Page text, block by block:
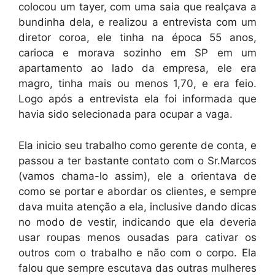
colocou um tayer, com uma saia que realçava a
bundinha dela, e realizou a entrevista com um
diretor coroa, ele tinha na época 55 anos,
carioca e morava sozinho em SP em um
apartamento ao lado da empresa, ele era
magro, tinha mais ou menos 1,70, e era feio.
Logo após a entrevista ela foi informada que
havia sido selecionada para ocupar a vaga.
Ela inicio seu trabalho como gerente de conta, e
passou a ter bastante contato com o Sr.Marcos
(vamos chama-lo assim), ele a orientava de
como se portar e abordar os clientes, e sempre
dava muita atenção a ela, inclusive dando dicas
no modo de vestir, indicando que ela deveria
usar roupas menos ousadas para cativar os
outros com o trabalho e não com o corpo. Ela
falou que sempre escutava das outras mulheres